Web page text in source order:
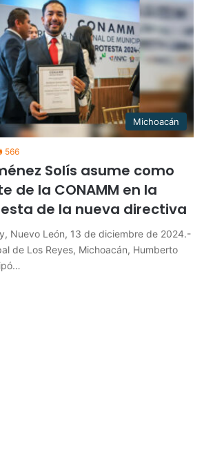
Michoacán
566
Solís asume como
de la CONAMM en la
de la nueva directiva
Nuevo León, 13 de diciembre de 2024.-
de Los Reyes, Michoacán, Humberto